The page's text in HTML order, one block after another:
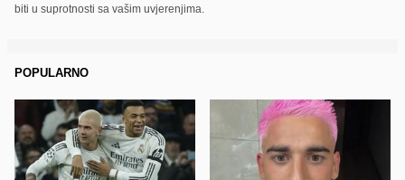
biti u suprotnosti sa vašim uvjerenjima.
POPULARNO